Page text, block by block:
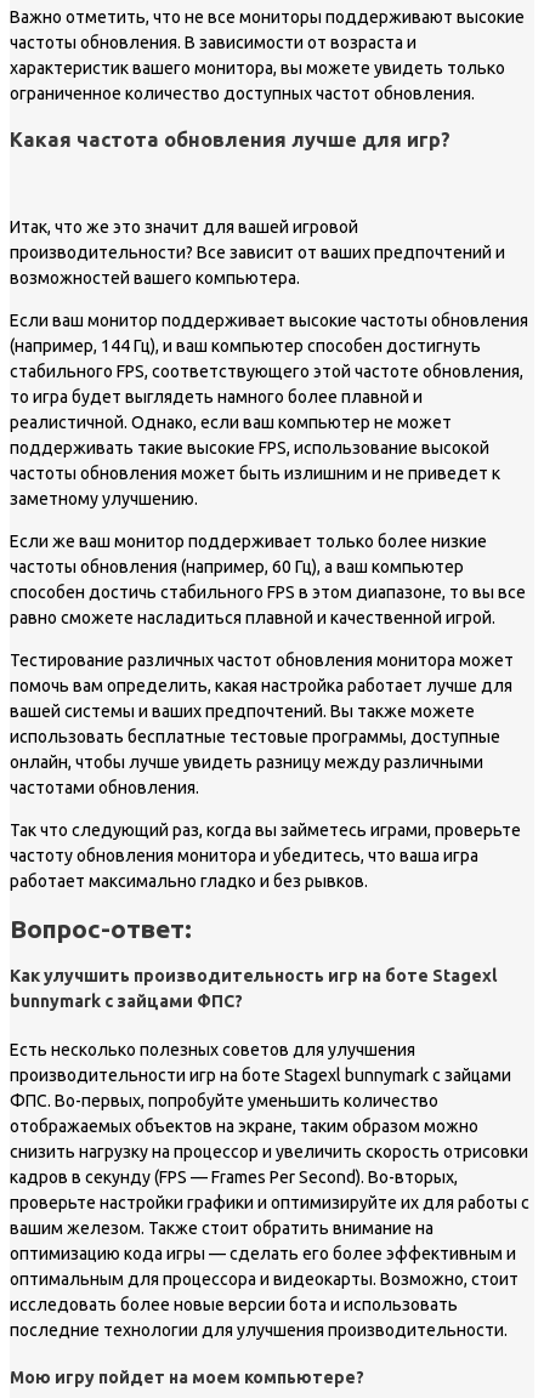
Важно отметить, что не все мониторы поддерживают высокие
частоты обновления. В зависимости от возраста и
характеристик вашего монитора, вы можете увидеть только
ограниченное количество доступных частот обновления.
Какая частота обновления лучше для игр?
Итак, что же это значит для вашей игровой
производительности? Все зависит от ваших предпочтений и
возможностей вашего компьютера.
Если ваш монитор поддерживает высокие частоты обновления
(например, 144 Гц), и ваш компьютер способен достигнуть
стабильного FPS, соответствующего этой частоте обновления,
то игра будет выглядеть намного более плавной и
реалистичной. Однако, если ваш компьютер не может
поддерживать такие высокие FPS, использование высокой
частоты обновления может быть излишним и не приведет к
заметному улучшению.
Если же ваш монитор поддерживает только более низкие
частоты обновления (например, 60 Гц), а ваш компьютер
способен достичь стабильного FPS в этом диапазоне, то вы все
равно сможете насладиться плавной и качественной игрой.
Тестирование различных частот обновления монитора может
помочь вам определить, какая настройка работает лучше для
вашей системы и ваших предпочтений. Вы также можете
использовать бесплатные тестовые программы, доступные
онлайн, чтобы лучше увидеть разницу между различными
частотами обновления.
Так что следующий раз, когда вы займетесь играми, проверьте
частоту обновления монитора и убедитесь, что ваша игра
работает максимально гладко и без рывков.
Вопрос-ответ:
Как улучшить производительность игр на боте Stagexl
bunnymark с зайцами ФПС?
Есть несколько полезных советов для улучшения
производительности игр на боте Stagexl bunnymark с зайцами
ФПС. Во-первых, попробуйте уменьшить количество
отображаемых объектов на экране, таким образом можно
снизить нагрузку на процессор и увеличить скорость отрисовки
кадров в секунду (FPS — Frames Per Second). Во-вторых,
проверьте настройки графики и оптимизируйте их для работы с
вашим железом. Также стоит обратить внимание на
оптимизацию кода игры — сделать его более эффективным и
оптимальным для процессора и видеокарты. Возможно, стоит
исследовать более новые версии бота и использовать
последние технологии для улучшения производительности.
Мою игру пойдет на моем компьютере?